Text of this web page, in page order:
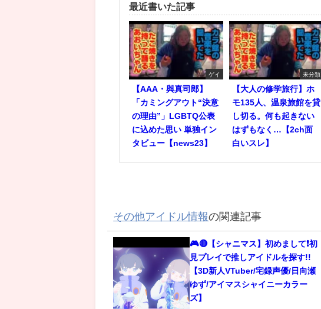
最近書いた記事
ゲイ
【AAA・與真司郎】
「カミングアウト“決意
の理由”」LGBTQ公表
に込めた思い 単独イン
タビュー【news23】
未分類
【大人の修学旅行】ホ
モ135人、温泉旅館を貸
し切る。何も起きない
はずもなく…【2ch面
白いスレ】
その他アイドル情報の関連記事
🎮🔴【シャニマス】初めまして❗️初
見プレイで推しアイドルを探す!!
【3D新人VTuber/宅録声優/日向瀬
ゆず/アイマスシャイニーカラー
ズ】